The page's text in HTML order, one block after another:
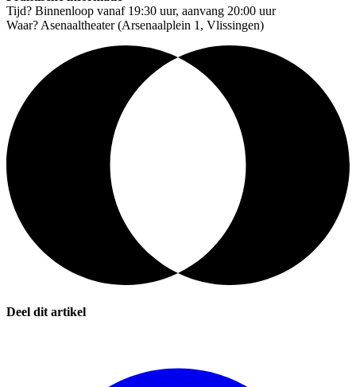
Tijd? Binnenloop vanaf 19:30 uur, aanvang 20:00 uur
Waar? Asenaaltheater (Arsenaalplein 1, Vlissingen)
Deel dit artikel